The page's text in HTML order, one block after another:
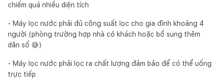
chiếm quá nhiều diện tích
- Máy lọc nước phải đủ công suất lọc cho gia đình khoảng 4
người (phòng trường hợp nhà có khách hoặc bổ sung thêm
dân số 😅)
- Máy lọc nước phải lọc ra chất lượng đảm bảo để có thể uống
trực tiếp